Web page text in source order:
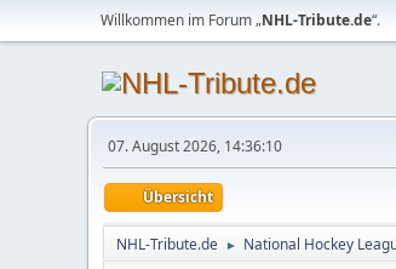
Willkommen im Forum „NHL-Tribute.de“.
07. August 2026, 14:36:10
Übersicht
NHL-Tribute.de ► National Hockey